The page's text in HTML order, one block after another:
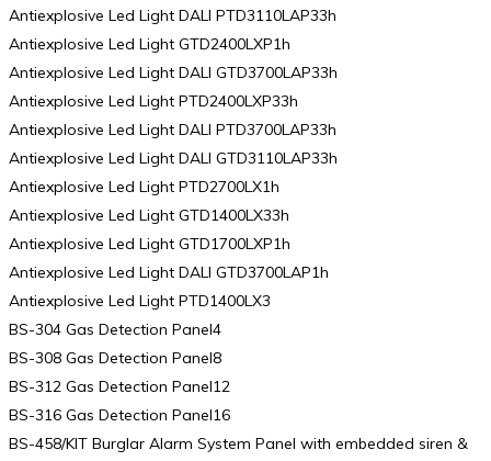
Antiexplosive Led Light DALI PTD3110LAP33h
Antiexplosive Led Light GTD2400LXP1h
Antiexplosive Led Light DALI GTD3700LAP33h
Antiexplosive Led Light PTD2400LXP33h
Antiexplosive Led Light DALI PTD3700LAP33h
Antiexplosive Led Light DALI GTD3110LAP33h
Antiexplosive Led Light PTD2700LX1h
Antiexplosive Led Light GTD1400LX33h
Antiexplosive Led Light GTD1700LXP1h
Antiexplosive Led Light DALI GTD3700LAP1h
Antiexplosive Led Light PTD1400LX3
BS-304 Gas Detection Panel4
BS-308 Gas Detection Panel8
BS-312 Gas Detection Panel12
BS-316 Gas Detection Panel16
BS-458/KIT Burglar Alarm System Panel with embedded siren &